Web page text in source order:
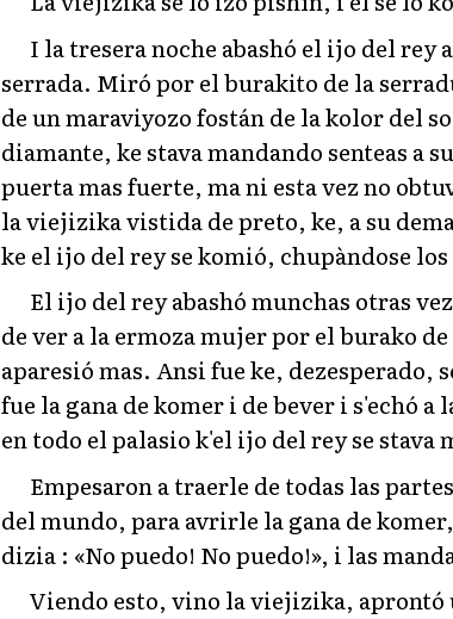
I la tresera noche abashó el ijo del rey
serrada. Miró por el burakito de la
de un maraviyozo fostán de la kolor del
diamante, ke stava mandando senteas a
puerta mas fuerte, ma ni esta vez no
la viejizika vistida de preto, ke, a su
ke el ijo del rey se komió, chupàndose los
El ijo del rey abashó munchas otras
de ver a la ermoza mujer por el burako
aparesió mas. Ansi fue ke, dezesperado,
fue la gana de komer i de bever i s'echó
en todo el palasio k'el ijo del rey se stava
Empesaron a traerle de todas las
del mundo, para avrirle la gana de
dizia : «No puedo! No puedo!», i las
Viendo esto, vino la viejizika, aprontó